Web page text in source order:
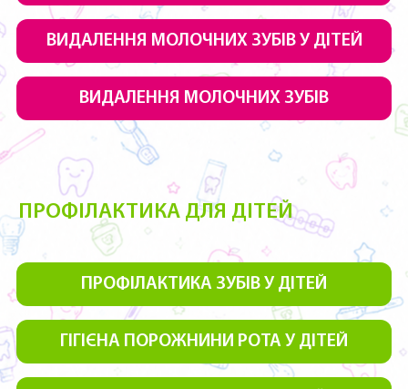
ВИДАЛЕННЯ МОЛОЧНИХ ЗУБІВ У ДІТЕЙ
ВИДАЛЕННЯ МОЛОЧНИХ ЗУБІВ
ПРОФІЛАКТИКА ДЛЯ ДІТЕЙ
ПРОФІЛАКТИКА ЗУБІВ У ДІТЕЙ
ГІГІЄНА ПОРОЖНИНИ РОТА У ДІТЕЙ